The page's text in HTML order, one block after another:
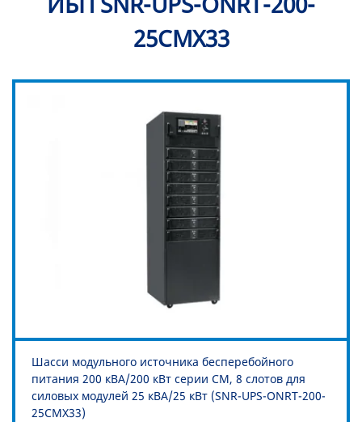
25CMX33
Шасси модульного источника бесперебойного
питания 200 кВА/200 кВт серии СМ, 8 слотов для
силовых модулей 25 кВА/25 кВт (SNR-UPS-ONRT-200-
25CMX33)